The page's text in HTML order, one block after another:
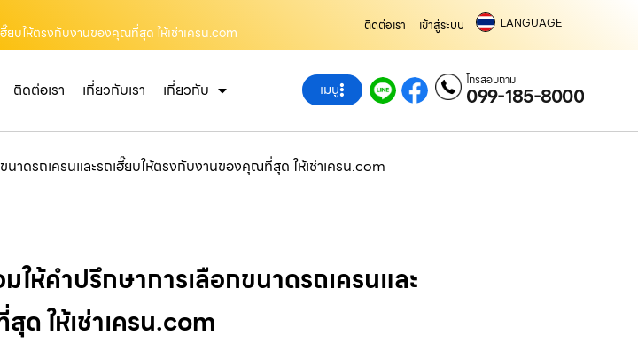
ยบให้ตรงกับงานของคุณที่สุด ให้เช่าเครน.com
ติดต่อเรา เข้าสู่ระบบ LANGUAGE
ติดต่อเรา เกี่ยวกับเรา เกี่ยวกับ เมนู โทรสอบถาม
099-185-8000
าดรถเครนและรถเฮี๊ยบให้ตรงกับงานของคุณที่สุด ให้เช่าเครน.com
ห้คำปรึกษาการเลือกขนาดรถเครนและ
ด ให้เช่าเครน.com